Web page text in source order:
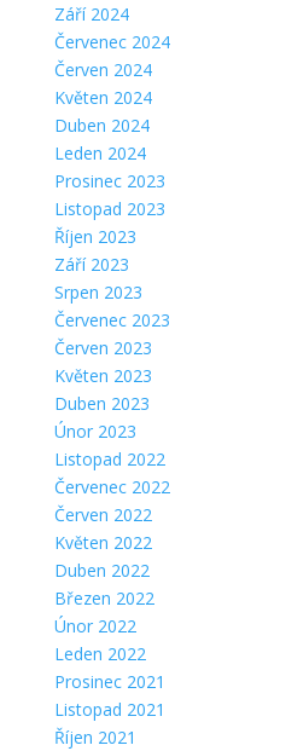
Září 2024
Červenec 2024
Červen 2024
Květen 2024
Duben 2024
Leden 2024
Prosinec 2023
Listopad 2023
Říjen 2023
Září 2023
Srpen 2023
Červenec 2023
Červen 2023
Květen 2023
Duben 2023
Únor 2023
Listopad 2022
Červenec 2022
Červen 2022
Květen 2022
Duben 2022
Březen 2022
Únor 2022
Leden 2022
Prosinec 2021
Listopad 2021
Říjen 2021